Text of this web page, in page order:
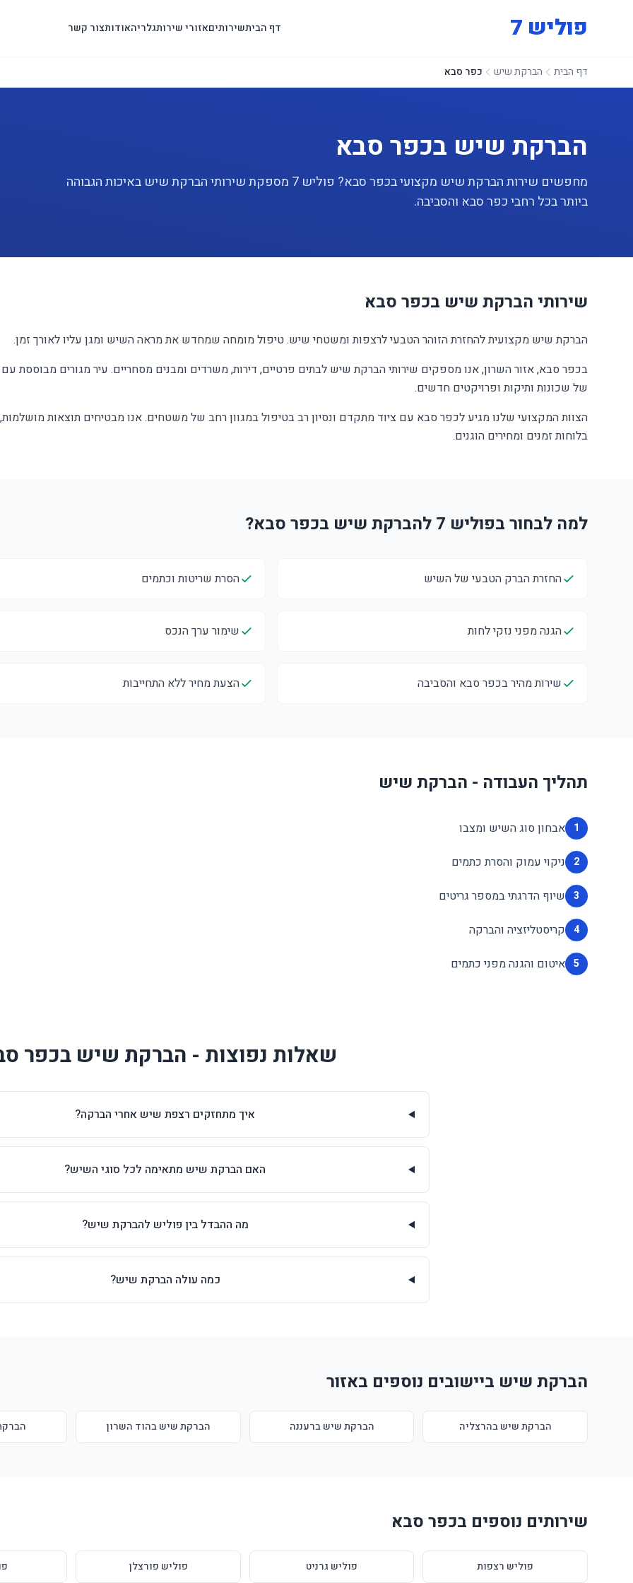
פוליש 7 דף הביתשירותיםאזורי שירותגלריהאודותצור קשר
דף הבית הברקת שיש כפר סבא
הברקת שיש בכפר סבא
מחפשים שירות הברקת שיש מקצועי בכפר סבא? פוליש 7 מספקת שירותי הברקת שיש באיכות הגבוהה
ביותר בכל רחבי כפר סבא והסביבה.
שירותי הברקת שיש בכפר סבא
הברקת שיש מקצועית להחזרת הזוהר הטבעי לרצפות ומשטחי שיש. טיפול מומחה שמחדש את מראה השיש ומגן עליו לאורך זמן.
בכפר סבא, אזור השרון, אנו מספקים שירותי הברקת שיש לבתים פרטיים, דירות, משרדים ומבנים מסחריים. עיר מגורים מבוססת
של שכונות ותיקות ופרויקטים חדשים.
הצוות המקצועי שלנו מגיע לכפר סבא עם ציוד מתקדם ונסיון רב בטיפול במגוון רחב של משטחים. אנו מבטיחים תוצאות
בלוחות זמנים ומחירים הוגנים.
למה לבחור בפוליש 7 להברקת שיש בכפר סבא?
החזרת הברק הטבעי של השיש הסרת שריטות וכתמים
הגנה מפני נזקי לחות שימור ערך הנכס
שירות מהיר בכפר סבא והסביבה הצעת מחיר ללא התחייבות
תהליך העבודה - הברקת שיש
1 אבחון סוג השיש ומצבו
2 ניקוי עמוק והסרת כתמים
3 שיוף הדרגתי במספר גריטים
4 קריסטליזציה והברקה
5 איטום והגנה מפני כתמים
שאלות נפוצות - הברקת שיש בכפר
איך מתחזקים רצפת שיש אחרי הברקה?
האם הברקת שיש מתאימה לכל סוגי השיש?
מה ההבדל בין פוליש להברקת שיש?
כמה עולה הברקת שיש?
הברקת שיש ביישובים נוספים באזור
הברקת שיש בהרצליה הברקת שיש ברעננה הברקת שיש בהוד השרון
שירותים נוספים בכפר סבא
פוליש רצפות פוליש גרניט פוליש פורצלן